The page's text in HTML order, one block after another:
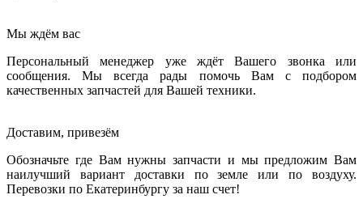
Мы ждём вас
Персональный менеджер уже ждёт Вашего звонка или
сообщения. Мы всегда рады помочь Вам с подбором
качественных запчастей для Вашей техники.
Доставим, привезём
Обозначьте где Вам нужны запчасти и мы предложим Вам
наилучший вариант доставки по земле или по воздуху.
Перевозки по Екатеринбургу за наш счет!